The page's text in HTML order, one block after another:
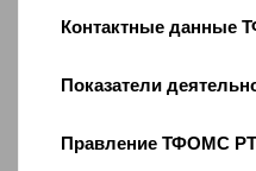
Контактные данные
Показатели
Правление ТФОМС РТ